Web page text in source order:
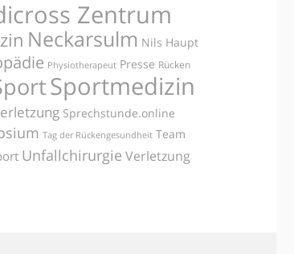
Zentrum
Neckarsulm Nils Haupt
Physiotherapeut Presse Rücken
Sportmedizin
Sprechstunde.online
Tag der Rückengesundheit Team
Unfallchirurgie Verletzung